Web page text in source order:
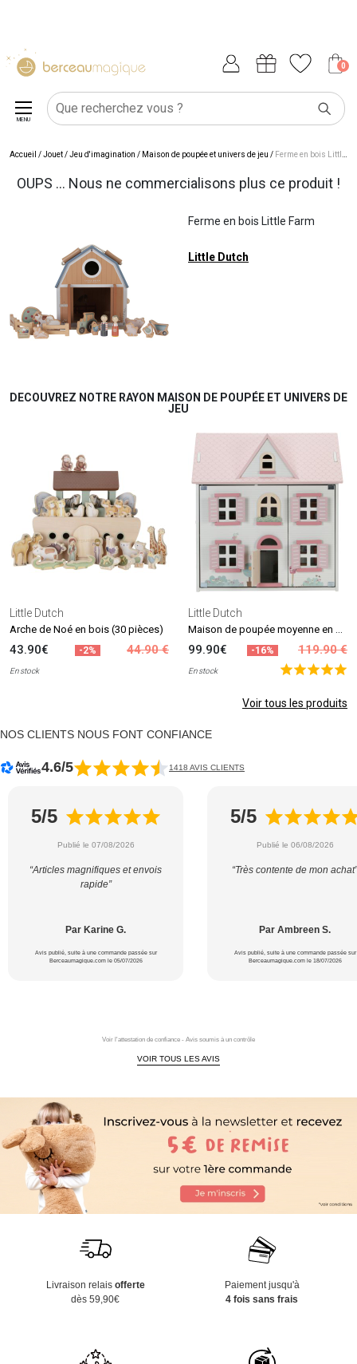
0
MENU
Accueil /Jouet/Jeu d'imagination / Maison de poupée et univers de jeu / Ferme en bois Little Farm
OUPS ... Nous ne commercialisons plus ce produit !
Ferme en bois Little Farm
Little Dutch
DECOUVREZ NOTRE RAYON MAISON DE POUPÉE ET UNIVERS DE
JEU
Little Dutch
Arche de Noé en bois (30 pièces)
43.90€ -2% 44.90 €
En stock
Little Dutch
99.90€ -16% 119.90 €
En stock
Voir tous les produits
NOS CLIENTS NOUS FONT CONFIANCE
4.6/5 1418 AVIS CLIENTS
5/5
Publié le 07/08/2026
“Articles magnifiques et envois
rapide”
Par Karine G.
Avis publié, suite à une commande passée sur
Berceaumagique.com le 05/07/2026
5/5
Publié le 06/08/2026
“Très contente de mon achat”
Par Ambreen S.
Avis publié, suite à une commande passée sur
Berceaumagique.com le 18/07/2026
Voir l'attestation de confiance - Avis soumis à un contrôle
VOIR TOUS LES AVIS
Livraison relais offerte
dès 59,90€
Paiement jusqu'à
4 fois sans frais